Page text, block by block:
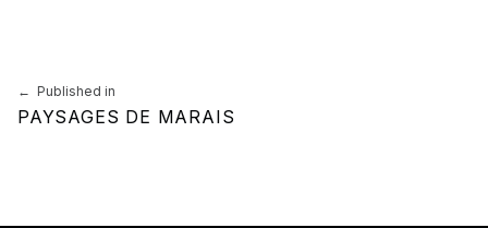
Navigation de l’article
Published in
PAYSAGES DE MARAIS